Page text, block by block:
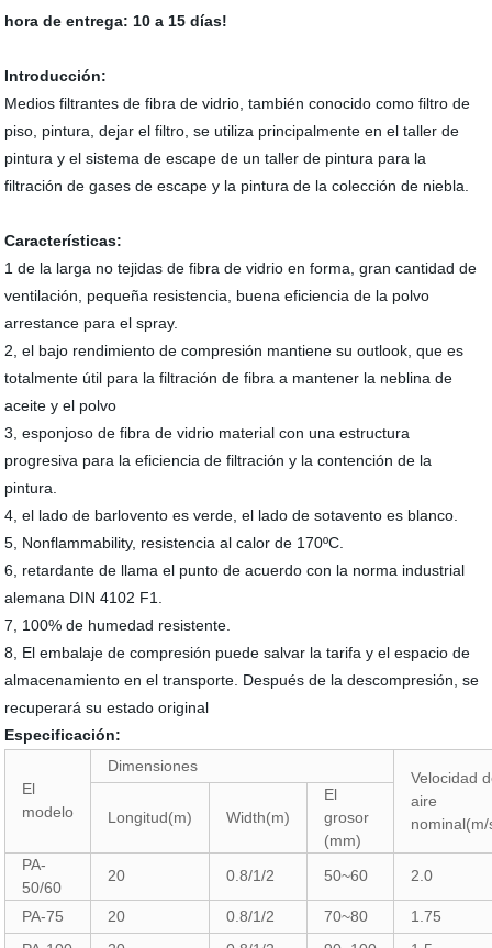
hora de entrega: 10 a 15 días!
Introducción:
Medios filtrantes de fibra de vidrio, también conocido como filtro de
piso, pintura, dejar el filtro, se utiliza principalmente en el taller de
pintura y el sistema de escape de un taller de pintura para la
filtración de gases de escape y la pintura de la colección de niebla.
Características:
1 de la larga no tejidas de fibra de vidrio en forma, gran cantidad de
ventilación, pequeña resistencia, buena eficiencia de la polvo
arrestance para el spray.
2, el bajo rendimiento de compresión mantiene su outlook, que es
totalmente útil para la filtración de fibra a mantener la neblina de
aceite y el polvo
3, esponjoso de fibra de vidrio material con una estructura
progresiva para la eficiencia de filtración y la contención de la
pintura.
4, el lado de barlovento es verde, el lado de sotavento es blanco.
5, Nonflammability, resistencia al calor de 170ºC.
6, retardante de llama el punto de acuerdo con la norma industrial
alemana DIN 4102 F1.
7, 100% de humedad resistente.
8, El embalaje de compresión puede salvar la tarifa y el espacio de
almacenamiento en el transporte. Después de la descompresión, se
recuperará su estado original
Especificación:
El
modelo
Dimensiones
Velocidad
aire
Longitud(m) Width(m)
El
grosor
(mm)
PA-
50/60
20 0.8/1/2 50~60 2.0
PA-75 20 0.8/1/2 70~80
1.75